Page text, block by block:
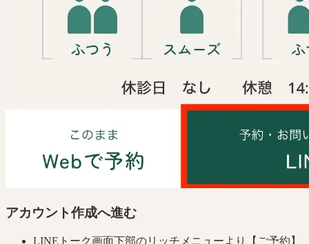
アカウント作成へ進む
LINEトーク画面下部のリッチメニューより【ご予約】